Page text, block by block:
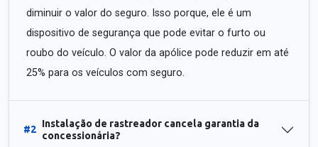
diminuir o valor do seguro. Isso porque, ele é um
dispositivo de segurança que pode evitar o furto ou
roubo do veículo. O valor da apólice pode reduzir em até
25% para os veículos com seguro.
#2
Instalação de rastreador cancela garantia da
concessionária?